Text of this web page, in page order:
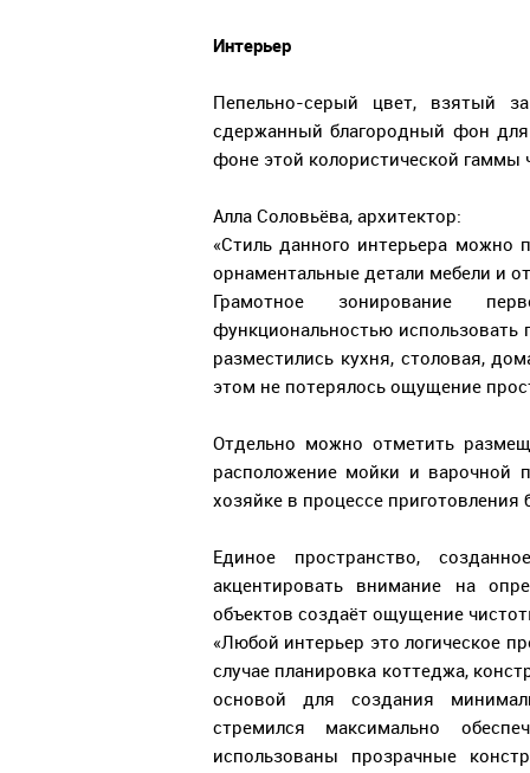
Интерьер
Пепельно-серый цвет, взятый
сдержанный благородный фон для
фоне этой колористической гаммы
Алла Соловьёва, архитектор:
«Стиль данного интерьера можно
орнаментальные детали мебели и
Грамотное зонирование
функциональностью использовать
разместились кухня, столовая,
этом не потерялось ощущение
Отдельно можно отметить
расположение мойки и варочной
хозяйке в процессе
Единое пространство,
акцентировать внимание на
объектов создаёт ощущение
«Любой интерьер это логическое
случае планировка коттеджа,
основой для создания
стремился максимально
использованы прозрачные